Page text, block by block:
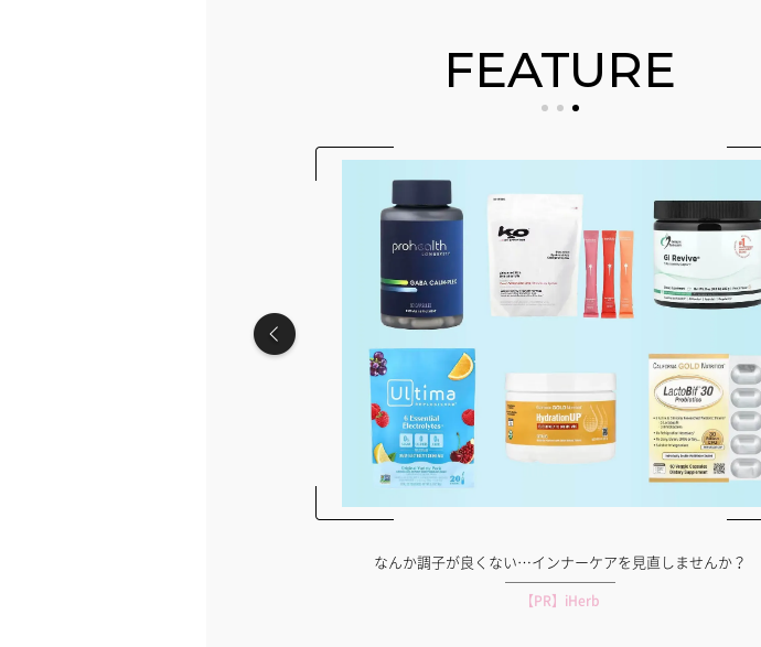
FEATURE
ナイトプールの水着どうする？有名ライバーの着こなしを拝
見！